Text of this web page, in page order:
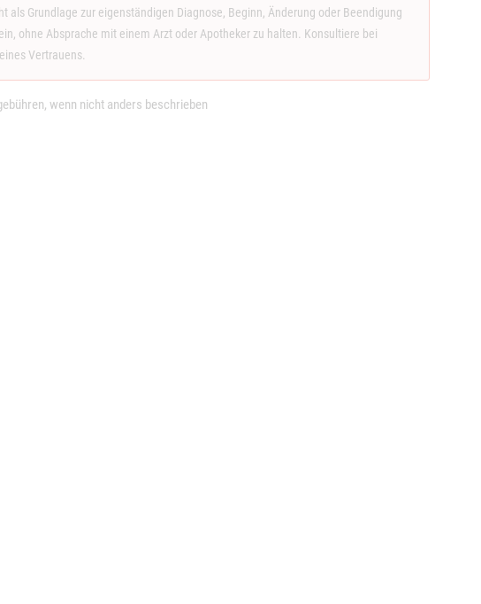
Grundlage zur eigenständigen Diagnose, Beginn, Änderung oder Beendigung
ohne Absprache mit einem Arzt oder Apotheker zu halten. Konsultiere bei
Vertrauens.
wenn nicht anders beschrieben